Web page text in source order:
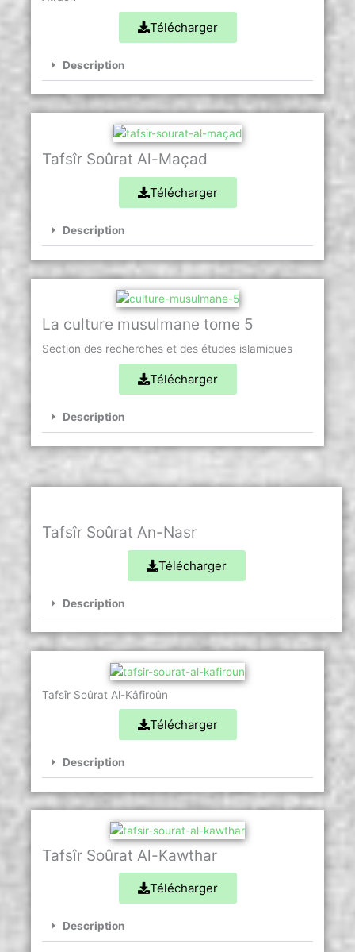
Télécharger
Description
Tafsîr Soûrat Al-Maçad
Télécharger
Description
La culture musulmane tome 5
Section des recherches et des études islamiques
Télécharger
Description
Tafsîr Soûrat An-Nasr
Télécharger
Description
Tafsîr Soûrat Al-Kâfiroûn
Télécharger
Description
Tafsîr Soûrat Al-Kawthar
Télécharger
Description